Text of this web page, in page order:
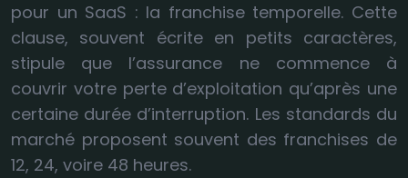
pour un SaaS : la franchise temporelle. Cette
clause, souvent écrite en petits caractères,
stipule que l’assurance ne commence à
couvrir votre perte d’exploitation qu’après une
certaine durée d’interruption. Les standards du
marché proposent souvent des franchises de
12, 24, voire 48 heures.